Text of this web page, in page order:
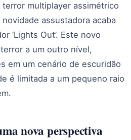
multiplayer assimétrico
novidade assustadora acaba
‘Lights Out’. Este novo
a um outro nível,
em um cenário de escuridão
é limitada a um pequeno raio
nova perspectiva